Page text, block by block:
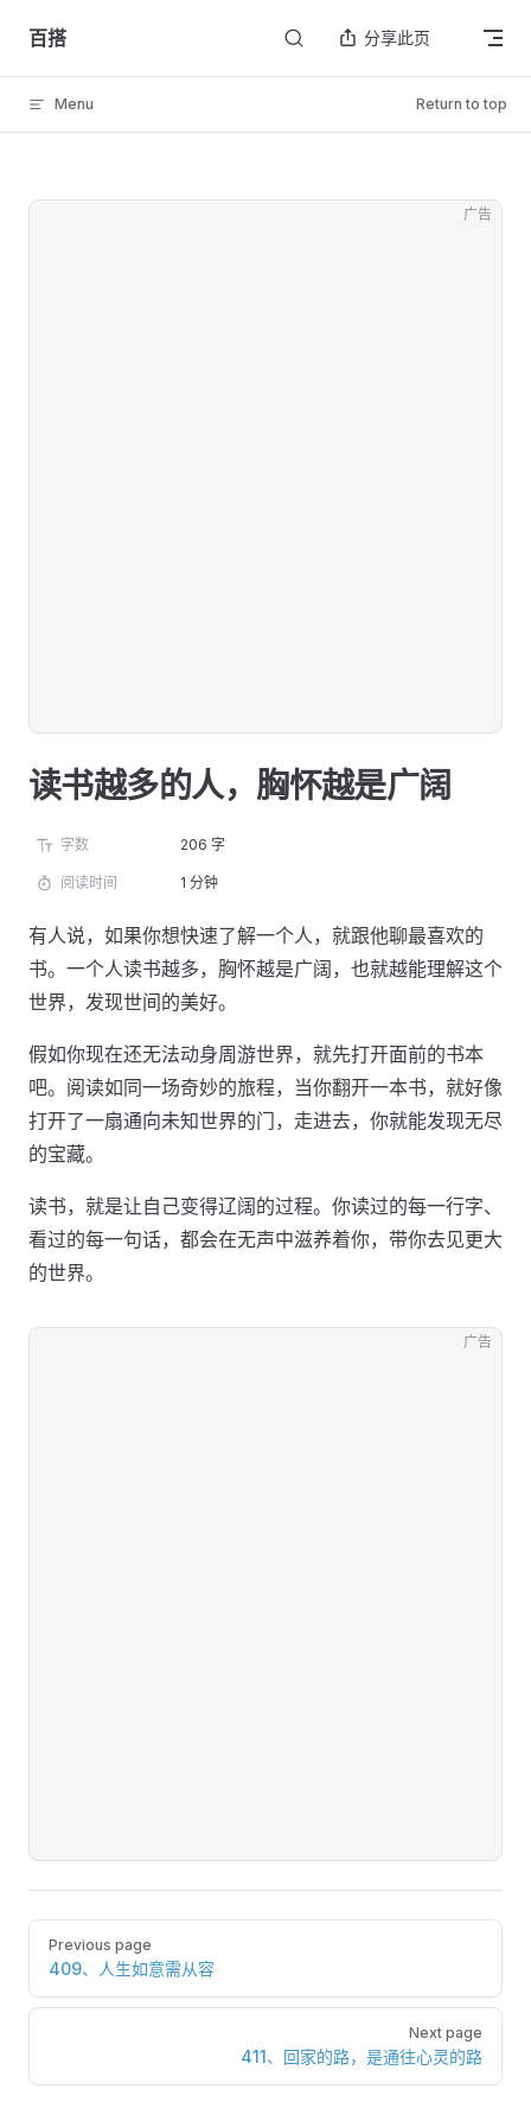
Skip to content
百搭 分享此页
Menu Return to top
广告
读书越多的人，胸怀越是广阔
字数 206 字
阅读时间 1 分钟
有人说，如果你想快速了解一个人，就跟他聊最喜欢的
书。一个人读书越多，胸怀越是广阔，也就越能理解这个
世界，发现世间的美好。
假如你现在还无法动身周游世界，就先打开面前的书本
吧。阅读如同一场奇妙的旅程，当你翻开一本书，就好像
打开了一扇通向未知世界的门，走进去，你就能发现无尽
的宝藏。
读书，就是让自己变得辽阔的过程。你读过的每一行字、
看过的每一句话，都会在无声中滋养着你，带你去见更大
的世界。
广告
Pager
Previous page
409、人生如意需从容
Next page
411、回家的路，是通往心灵的路